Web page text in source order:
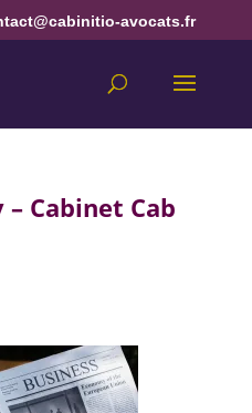
avocats.fr
Cabinet Cab